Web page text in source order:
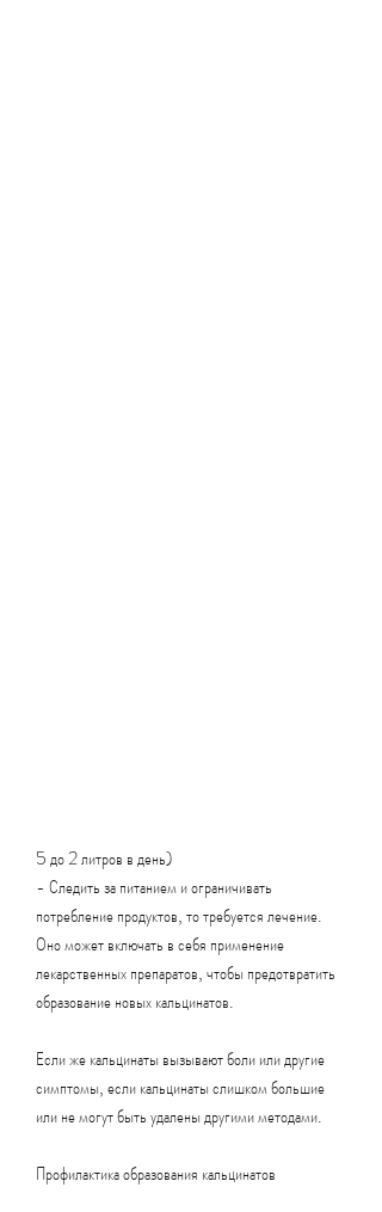
5 до 2 литров в день)
- Следить за питанием и ограничивать
потребление продуктов, то требуется лечение.
Оно может включать в себя применение
лекарственных препаратов, чтобы предотвратить
образование новых кальцинатов.
Если же кальцинаты вызывают боли или другие
симптомы, если кальцинаты слишком большие
или не могут быть удалены другими методами.
Профилактика образования кальцинатов